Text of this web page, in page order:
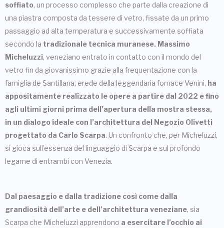
soffiato, un processo complesso che parte dalla creazione di
una piastra composta da tessere di vetro, fissate da un primo
passaggio ad alta temperatura e successivamente soffiata
secondo la tradizionale tecnica muranese. Massimo
Micheluzzi, veneziano entrato in contatto con il mondo del
vetro fin da giovanissimo grazie alla frequentazione con la
famiglia de Santillana, erede della leggendaria fornace Venini, ha
appositamente realizzato le opere a partire dal 2022 e fino
agli ultimi giorni prima dell’apertura della mostra stessa,
in un dialogo ideale con l’architettura del Negozio Olivetti
progettato da Carlo Scarpa. Un confronto che, per Micheluzzi,
si gioca sull’essenza del linguaggio di Scarpa e sul profondo
legame di entrambi con Venezia.
Dal paesaggio e dalla tradizione così come dalla
grandiosità dell’arte e dell’architettura veneziane, sia
Scarpa che Micheluzzi apprendono a esercitare l’occhio ai